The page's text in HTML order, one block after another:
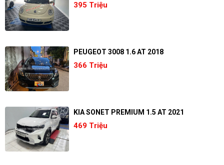
395 Triệu
PEUGEOT 3008 1.6 AT 2018
366 Triệu
KIA SONET PREMIUM 1.5 AT 2021
469 Triệu